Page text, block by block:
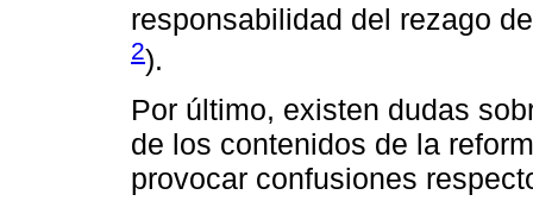
responsabilidad del rezago
2).
Por último, existen dudas
de los contenidos de la
provocar confusiones